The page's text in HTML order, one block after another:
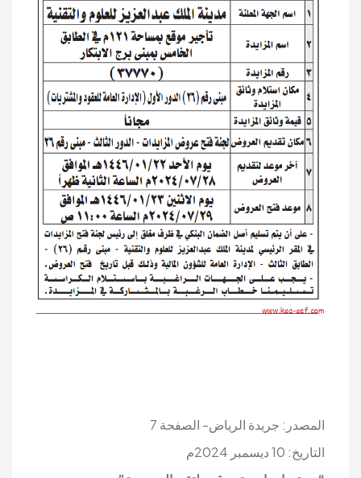
المصدر: جريدة الرياض- الصفحة 7
التاريخ: 10 ديسمبر 2024م